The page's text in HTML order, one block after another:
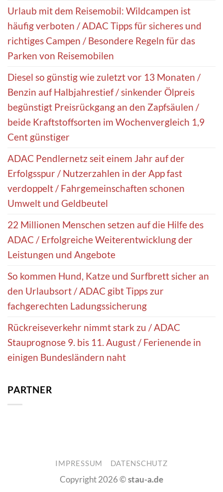
Urlaub mit dem Reisemobil: Wildcampen ist
häufig verboten / ADAC Tipps für sicheres und
richtiges Campen / Besondere Regeln für das
Parken von Reisemobilen
Diesel so günstig wie zuletzt vor 13 Monaten /
Benzin auf Halbjahrestief / sinkender Ölpreis
begünstigt Preisrückgang an den Zapfsäulen /
beide Kraftstoffsorten im Wochenvergleich 1,9
Cent günstiger
ADAC Pendlernetz seit einem Jahr auf der
Erfolgsspur / Nutzerzahlen in der App fast
verdoppelt / Fahrgemeinschaften schonen
Umwelt und Geldbeutel
22 Millionen Menschen setzen auf die Hilfe des
ADAC / Erfolgreiche Weiterentwicklung der
Leistungen und Angebote
So kommen Hund, Katze und Surfbrett sicher an
den Urlaubsort / ADAC gibt Tipps zur
fachgerechten Ladungssicherung
Rückreiseverkehr nimmt stark zu / ADAC
Stauprognose 9. bis 11. August / Ferienende in
einigen Bundesländern naht
PARTNER
IMPRESSUM DATENSCHUTZ
Copyright 2026 ©stau-a.de